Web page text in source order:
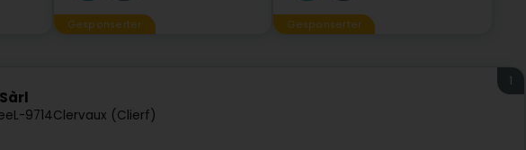
Gesponserter Gesponserter
L-9714Clervaux (Clierf)
1